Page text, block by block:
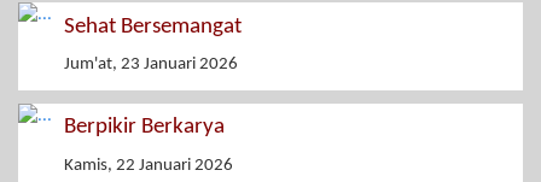
Sehat Bersemangat
Jum'at, 23 Januari 2026
Berpikir Berkarya
Kamis, 22 Januari 2026